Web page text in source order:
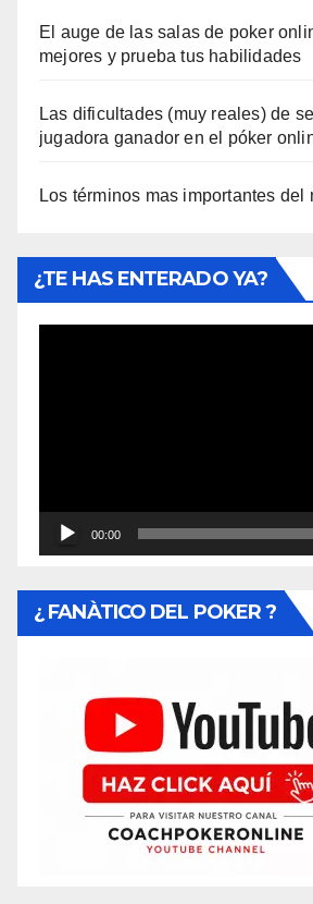
El auge de las salas de poker
mejores y prueba tus habilidades
Las dificultades (muy reales) de
jugadora ganador en el póker
Los términos mas importantes del
¿TE HAS ENTERADO YA?
00:00
¿ FANÀTICO DEL POKER ?